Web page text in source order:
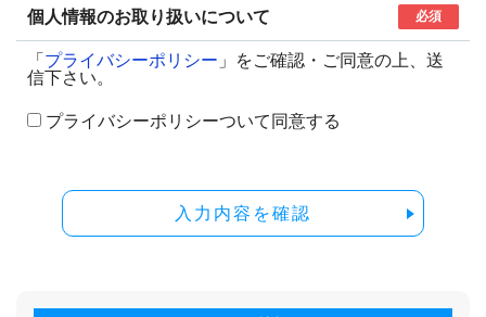
個人情報のお取り扱いについて 必須
「 プライバシーポリシー 」をご確認・ご同意の上、送
信下さい。
プライバシーポリシーついて同意する
入力内容を確認